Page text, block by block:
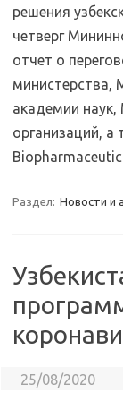
решения
четверг
отчет о
министерства,
академии
организаций, а
Раздел: Новости и
25/08/2020